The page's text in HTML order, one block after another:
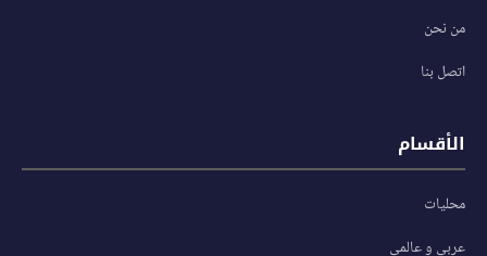
من نحن
اتصل بنا
الأقسام
محليات
عربي و عالمي